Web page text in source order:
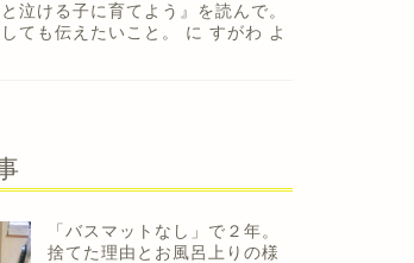
と泣ける子に育てよう』を読んで。
ても伝えたいこと。
に すがわ よ
「バスマットなし」で２年。
捨てた理由とお風呂上りの様